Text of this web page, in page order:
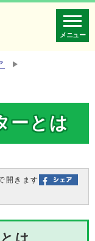
メニュー
ーとは
開きます